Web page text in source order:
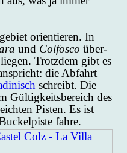
ori­en­tie­ren. In
und Col­fos­co über­
Trotz­dem gibt es
die Ab­fahrt
schreibt. Die
Gül­tig­keits­be­reich des
Pis­ten. Es ist
fah­re.